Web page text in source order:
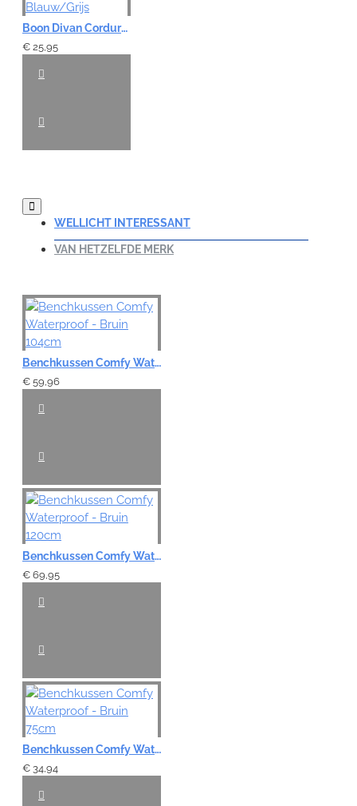
Boon Divan Corduroy - Blauw/Grijs
€ 25,95
WELLICHT INTERESSANT
VAN HETZELFDE MERK
Benchkussen Comfy Waterproof - Bruin 104cm
€ 59,96
Benchkussen Comfy Waterproof - Bruin 120cm
€ 69,95
Benchkussen Comfy Waterproof - Bruin 75cm
€ 34,94